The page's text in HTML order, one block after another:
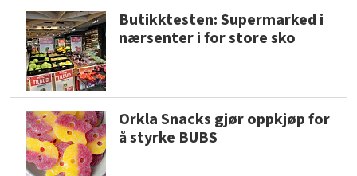
Butikktesten: Supermarked i
nærsenter i for store sko
Orkla Snacks gjør oppkjøp for
å styrke BUBS